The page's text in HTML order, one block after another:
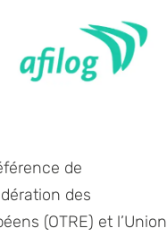
de
des
(OTRE) et l’Union